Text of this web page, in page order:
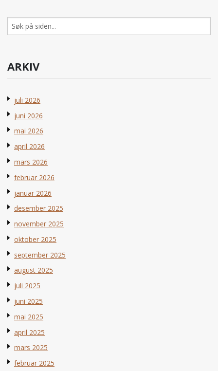
Søk
etter:
ARKIV
juli 2026
juni 2026
mai 2026
april 2026
mars 2026
februar 2026
januar 2026
desember 2025
november 2025
oktober 2025
september 2025
august 2025
juli 2025
juni 2025
mai 2025
april 2025
mars 2025
februar 2025